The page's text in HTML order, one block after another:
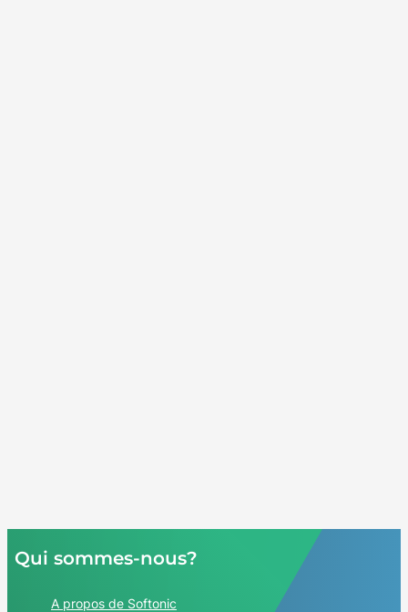
Qui sommes-nous?
A propos de Softonic